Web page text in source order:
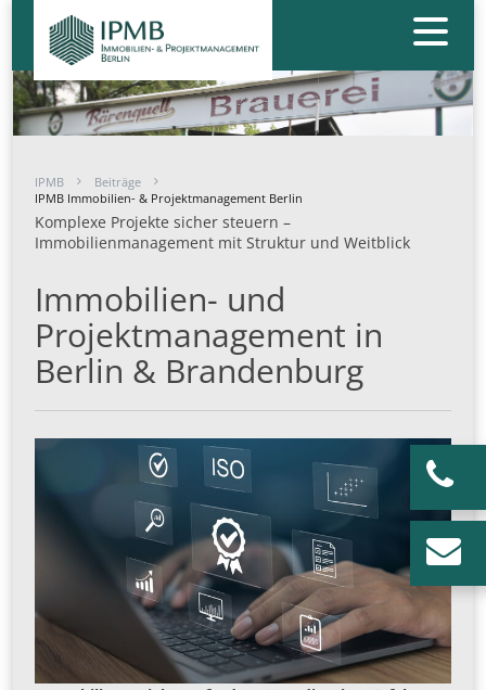
IPMB
Beiträge
IPMB Immobilien- & Projektmanagement Berlin
Komplexe Projekte sicher steuern –
Immobilienmanagement mit Struktur und Weitblick
Immobilien- und
Projektmanagement in
Berlin & Brandenburg